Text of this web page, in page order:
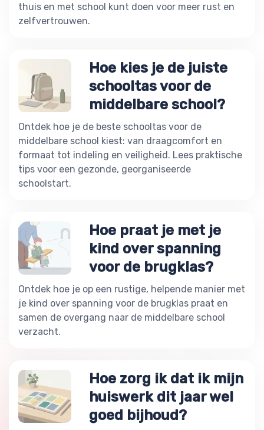
thuis en met school kunt doen voor meer rust en
zelfvertrouwen.
Hoe kies je de juiste
schooltas voor de
middelbare school?
Ontdek hoe je de beste schooltas voor de
middelbare school kiest: van draagcomfort en
formaat tot indeling en veiligheid. Lees praktische
tips voor een gezonde, georganiseerde
schoolstart.
Hoe praat je met je
kind over spanning
voor de brugklas?
Ontdek hoe je op een rustige, helpende manier met
je kind over spanning voor de brugklas praat en
samen de overgang naar de middelbare school
verzacht.
Hoe zorg ik dat ik mijn
huiswerk dit jaar wel
goed bijhoud?